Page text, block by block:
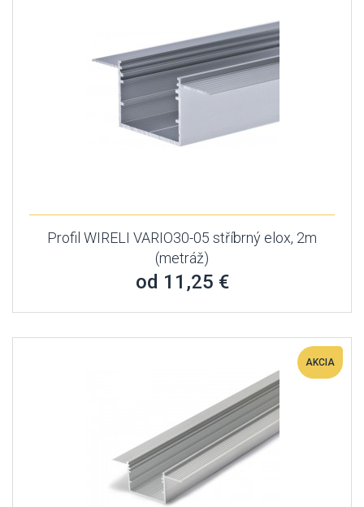
Profil WIRELI VARIO30-05 stříbrný elox, 2m
(metráž)
od 11,25 €
AKCIA